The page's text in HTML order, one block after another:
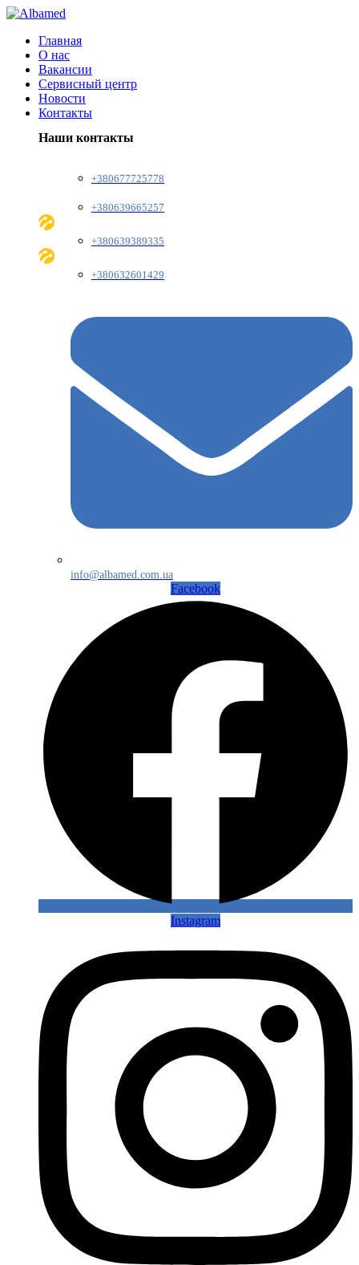
Главная
О нас
Вакансии
Сервисный центр
Новости
Контакты
Наши контакты
+380677725778
+380639665257
+380639389335
+380632601429
info@albamed.com.ua
Facebook
Instagram